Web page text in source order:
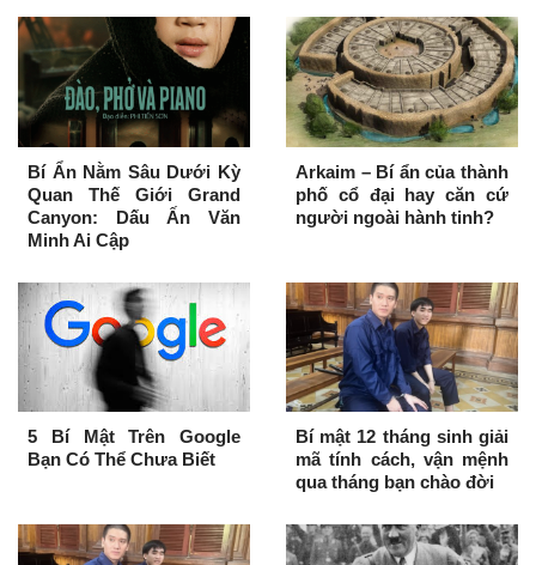
Bí Ẩn Nằm Sâu Dưới Kỳ
Quan Thế Giới Grand
Canyon: Dấu Ấn Văn
Minh Ai Cập
Arkaim – Bí ẩn của thành
phố cổ đại hay căn cứ
người ngoài hành tinh?
5 Bí Mật Trên Google
Bạn Có Thể Chưa Biết
Bí mật 12 tháng sinh giải
mã tính cách, vận mệnh
qua tháng bạn chào đời